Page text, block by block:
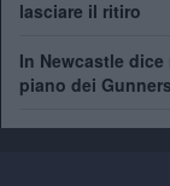
lasciare il ritiro
In Newcastle
piano dei Gunners